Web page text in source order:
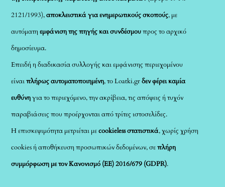
2121/1993),αποκλειστικά για ενημερωτικούς σκοπούς, με
αυτόματηεμφάνιση της πηγής και συνδέσμουπρος το αρχικό
δημοσίευμα.
Επειδή η διαδικασία συλλογής και εμφάνισης περιεχομένου
είναιπλήρως αυτοματοποιημένη, το Loatki.grδεν φέρει καμία
ευθύνηγια το περιεχόμενο, την ακρίβεια, τις απόψεις ή τυχόν
παραβιάσεις που προέρχονται από τρίτες ιστοσελίδες.
Η επισκεψιμότητα μετριέται μεcookieless στατιστικά, χωρίς χρήση
cookies ή αποθήκευση προσωπικών δεδομένων, σεπλήρη
συμμόρφωση με τον Κανονισμό (ΕΕ) 2016/679 (GDPR).